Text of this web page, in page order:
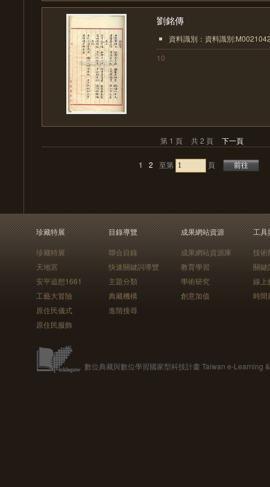
劉銘傳
資料識別：資料識別
10
第 1 頁 共 2 頁 下一頁
1 2 至第 頁
珍藏特展
珍藏特展
天地宮
安平追想1661
工藝大冒險
原住民儀式
原住民服飾
目錄導覽
聯合目錄
快速關鍵詞導覽
主題分類
典藏機構
進階搜尋
成果網站資源
成果網站資源庫
教育學習
學術研究
創意加值
工具
技術
關鍵
線上
時間
數位典藏與數位學習國家型科技計畫 Taiwan e-Learning